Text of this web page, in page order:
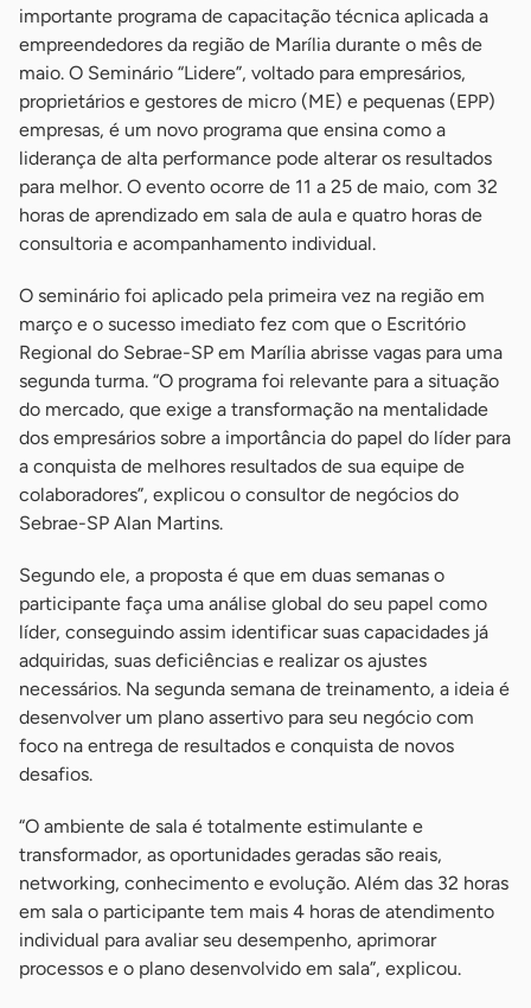
importante programa de capacitação técnica aplicada a
empreendedores da região de Marília durante o mês de
maio. O Seminário “Lidere”, voltado para empresários,
proprietários e gestores de micro (ME) e pequenas (EPP)
empresas, é um novo programa que ensina como a
liderança de alta performance pode alterar os resultados
para melhor. O evento ocorre de 11 a 25 de maio, com 32
horas de aprendizado em sala de aula e quatro horas de
consultoria e acompanhamento individual.
O seminário foi aplicado pela primeira vez na região em
março e o sucesso imediato fez com que o Escritório
Regional do Sebrae-SP em Marília abrisse vagas para uma
segunda turma. “O programa foi relevante para a situação
do mercado, que exige a transformação na mentalidade
dos empresários sobre a importância do papel do líder para
a conquista de melhores resultados de sua equipe de
colaboradores”, explicou o consultor de negócios do
Sebrae-SP Alan Martins.
Segundo ele, a proposta é que em duas semanas o
participante faça uma análise global do seu papel como
líder, conseguindo assim identificar suas capacidades já
adquiridas, suas deficiências e realizar os ajustes
necessários. Na segunda semana de treinamento, a ideia é
desenvolver um plano assertivo para seu negócio com
foco na entrega de resultados e conquista de novos
desafios.
“O ambiente de sala é totalmente estimulante e
transformador, as oportunidades geradas são reais,
networking, conhecimento e evolução. Além das 32 horas
em sala o participante tem mais 4 horas de atendimento
individual para avaliar seu desempenho, aprimorar
processos e o plano desenvolvido em sala”, explicou.